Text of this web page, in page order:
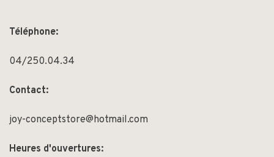
Téléphone:
04/250.04.34
Contact:
joy-conceptstore@hotmail.com
Heures d'ouvertures: